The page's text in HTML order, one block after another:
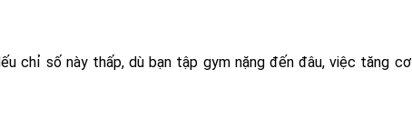
chỉ số này thấp, dù bạn tập gym nặng đến đâu, việc tăng cơ